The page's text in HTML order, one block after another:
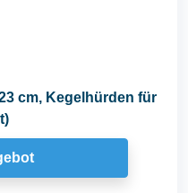
cm, Kegelhürden für